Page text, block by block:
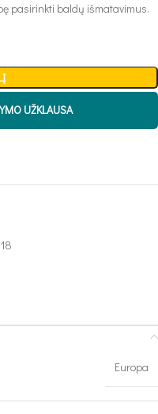
pasirinkti baldų išmatavimus.
UŽKLAUSA
Europa